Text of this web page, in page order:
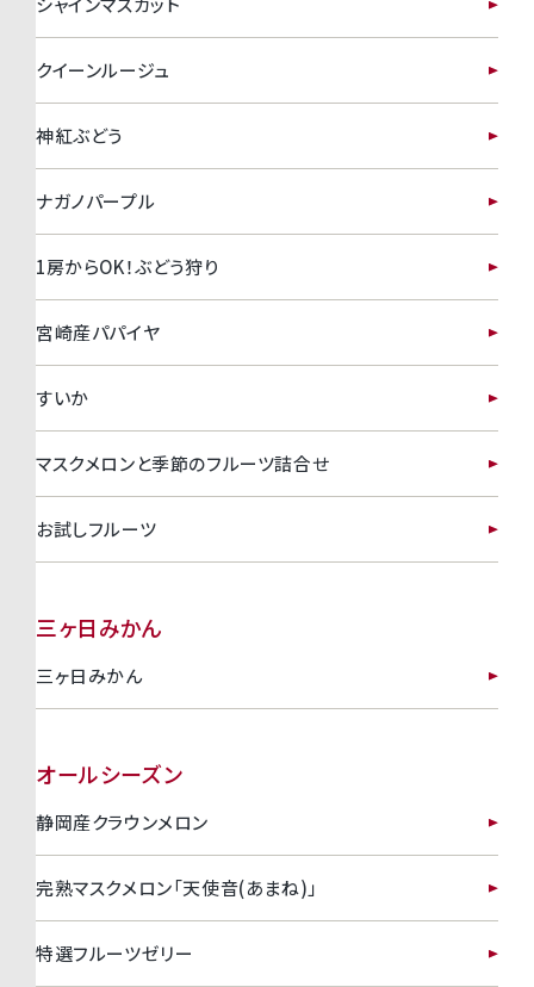
クイーンルージュ
神紅ぶどう
ナガノパープル
1房からOK！ぶどう狩り
宮崎産パパイヤ
すいか
マスクメロンと季節のフルーツ詰合せ
お試しフルーツ
三ヶ日みかん
三ヶ日みかん
オールシーズン
静岡産クラウンメロン
完熟マスクメロン「天使音(あまね)」
特選フルーツゼリー